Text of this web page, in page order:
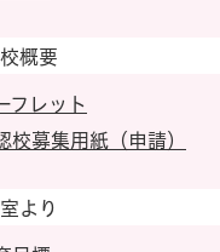
概要
フレット
校募集用紙（申請）
より